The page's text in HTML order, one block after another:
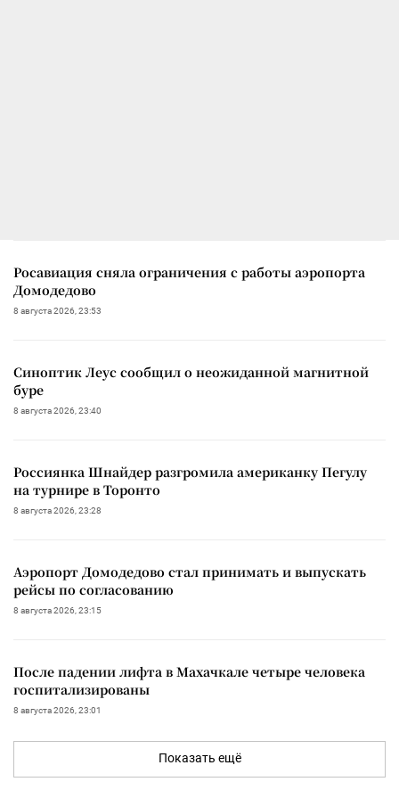
Росавиация сняла ограничения с работы аэропорта
Домодедово
8 августа 2026, 23:53
Синоптик Леус сообщил о неожиданной магнитной
буре
8 августа 2026, 23:40
Россиянка Шнайдер разгромила американку Пегулу
на турнире в Торонто
8 августа 2026, 23:28
Аэропорт Домодедово стал принимать и выпускать
рейсы по согласованию
8 августа 2026, 23:15
После падении лифта в Махачкале четыре человека
госпитализированы
8 августа 2026, 23:01
Показать ещё